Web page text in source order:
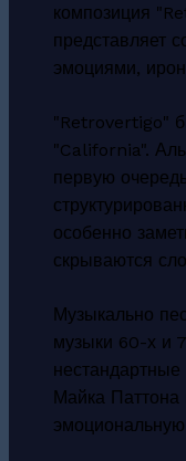
композиция
представляет
эмоциями,
"Retrovertigo"
"California".
первую
особенно
скрываются
Музыкально
музыки 60-х и
Майка Паттона